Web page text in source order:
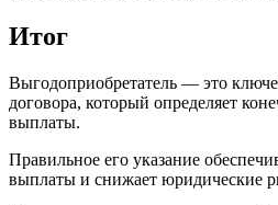
Итог
Выгодоприобретатель — это
договора, который определяет
выплаты.
Правильное его указание
выплаты и снижает юридические